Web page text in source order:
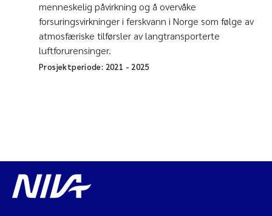
menneskelig påvirkning og å overvåke
forsuringsvirkninger i ferskvann i Norge som følge av
atmosfæriske tilførsler av langtransporterte
luftforurensinger.
Prosjektperiode: 2021 - 2025